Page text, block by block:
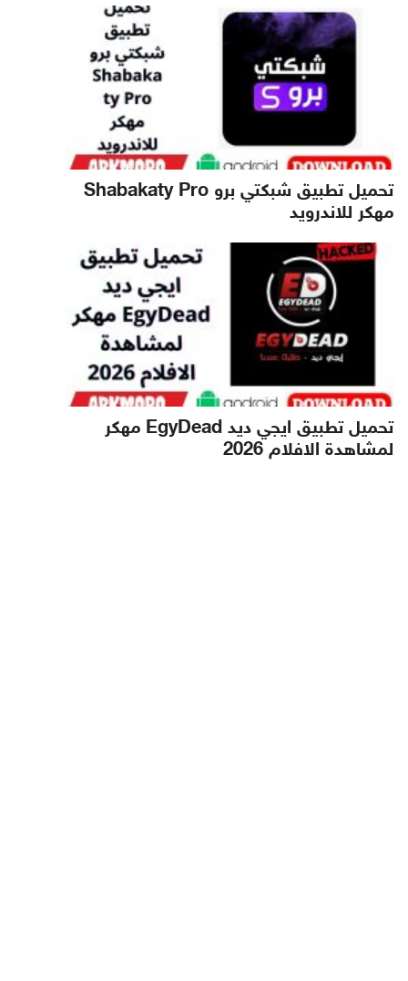
تحميل تطبيق شبكتي برو Shabakaty Pro
مهكر للاندرويد
تحميل تطبيق ايجي ديد EgyDead مهكر
لمشاهدة الافلام 2026